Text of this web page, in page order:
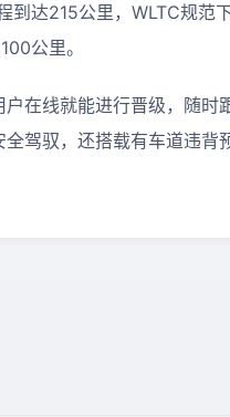
到达215公里，WLTC规范
公里。
在线就能进行晋级，随时
驾驭，还搭载有车道违背